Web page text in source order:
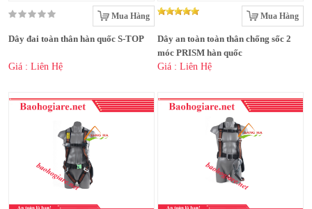
Mua Hàng
Dây đai toàn thân hàn quốc S-TOP
Giá : Liên Hệ
Mua Hàng
Dây an toàn toàn thân chống sốc 2
móc PRISM hàn quốc
Giá : Liên Hệ